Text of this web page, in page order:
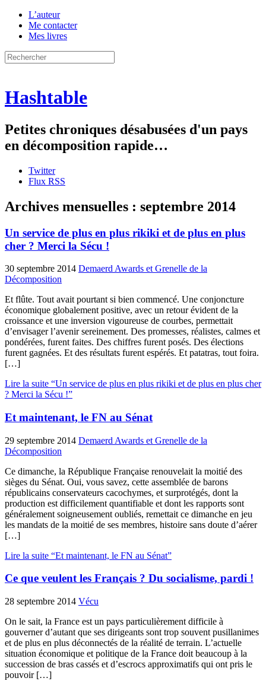
L’auteur
Me contacter
Mes livres
Hashtable
Petites chroniques désabusées d'un pays
en décomposition rapide…
Twitter
Flux RSS
Archives mensuelles : septembre 2014
Un service de plus en plus rikiki et de plus en plus
cher ? Merci la Sécu !
30 septembre 2014 Demaerd Awards et Grenelle de la
Décomposition
Et flûte. Tout avait pourtant si bien commencé. Une conjoncture
économique globalement positive, avec un retour évident de la
croissance et une inversion vigoureuse de courbes, permettait
d’envisager l’avenir sereinement. Des promesses, réalistes, calmes et
pondérées, furent faites. Des chiffres furent posés. Des élections
furent gagnées. Et des résultats furent espérés. Et patatras, tout foira.
[…]
Lire la suite “Un service de plus en plus rikiki et de plus en plus cher
? Merci la Sécu !”
Et maintenant, le FN au Sénat
29 septembre 2014 Demaerd Awards et Grenelle de la
Décomposition
Ce dimanche, la République Française renouvelait la moitié des
sièges du Sénat. Oui, vous savez, cette assemblée de barons
républicains conservateurs cacochymes, et surprotégés, dont la
production est difficilement quantifiable et dont les rapports sont
généralement soigneusement oubliés, remettait ce dimanche en jeu
les mandats de la moitié de ses membres, histoire sans doute d’aérer
[…]
Lire la suite “Et maintenant, le FN au Sénat”
Ce que veulent les Français ? Du socialisme, pardi !
28 septembre 2014 Vécu
On le sait, la France est un pays particulièrement difficile à
gouverner d’autant que ses dirigeants sont trop souvent pusillanimes
et de plus en plus déconnectés de la réalité de terrain. L’actuelle
situation économique et politique de la France doit beaucoup à la
succession de bras cassés et d’escrocs approximatifs qui ont pris le
pouvoir […]